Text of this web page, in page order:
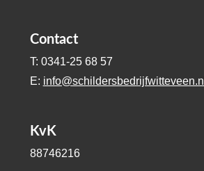
Contact
T: 0341-25 68 57
E: info@schildersbedrijfwitteveen.nl
KvK
88746216